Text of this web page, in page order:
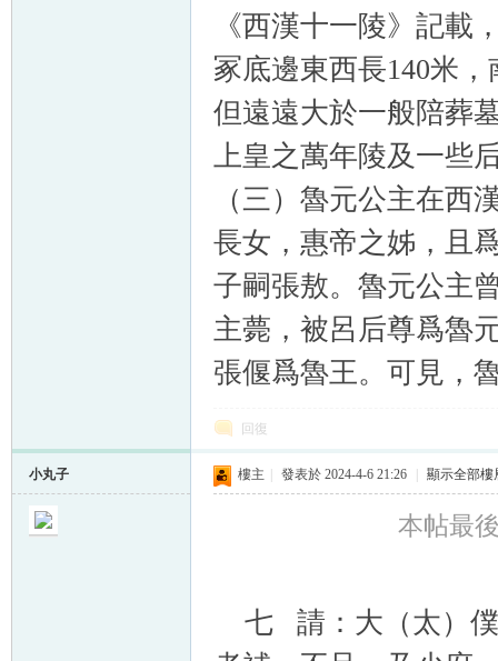
《西漢十一陵》記載
冢底邊東西長140米
但遠遠大於一般陪葬
上皇之萬年陵及一些
（三）魯元公主在西
長女，惠帝之姊，且
子嗣張敖。魯元公主
主薨，被呂后尊爲魯
張偃爲魯王。可見，
回復
小丸子 樓主 發表於 2024-4-6 21:26 顯示全部樓
本帖最
七 請：大（太）僕